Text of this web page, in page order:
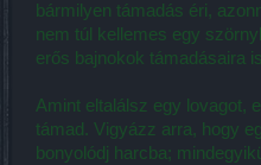
bármilyen támadás éri,
nem túl kellemes egy
erős bajnokok támadásaira
Amint eltalálsz egy lovagot,
támad. Vigyázz arra, hogy
bonyolódj harcba;